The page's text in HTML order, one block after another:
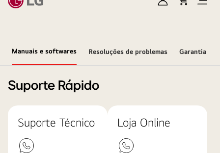
EntrarCarrinhoOpen
Manuais e softwares Resoluções de problemas Garantia
Suporte Rápido
Suporte Técnico Loja Online